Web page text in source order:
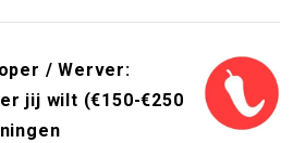
/ Werver:
jij wilt (€150-€250